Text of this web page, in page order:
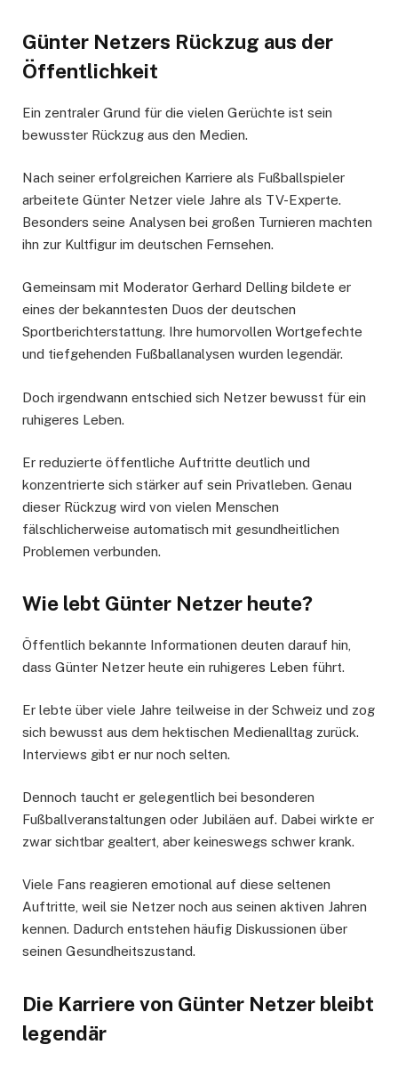
Günter Netzers Rückzug aus der
Öffentlichkeit
Ein zentraler Grund für die vielen Gerüchte ist sein
bewusster Rückzug aus den Medien.
Nach seiner erfolgreichen Karriere als Fußballspieler
arbeitete Günter Netzer viele Jahre als TV-Experte.
Besonders seine Analysen bei großen Turnieren machten
ihn zur Kultfigur im deutschen Fernsehen.
Gemeinsam mit Moderator Gerhard Delling bildete er
eines der bekanntesten Duos der deutschen
Sportberichterstattung. Ihre humorvollen Wortgefechte
und tiefgehenden Fußballanalysen wurden legendär.
Doch irgendwann entschied sich Netzer bewusst für ein
ruhigeres Leben.
Er reduzierte öffentliche Auftritte deutlich und
konzentrierte sich stärker auf sein Privatleben. Genau
dieser Rückzug wird von vielen Menschen
fälschlicherweise automatisch mit gesundheitlichen
Problemen verbunden.
Wie lebt Günter Netzer heute?
Öffentlich bekannte Informationen deuten darauf hin,
dass Günter Netzer heute ein ruhigeres Leben führt.
Er lebte über viele Jahre teilweise in der Schweiz und zog
sich bewusst aus dem hektischen Medienalltag zurück.
Interviews gibt er nur noch selten.
Dennoch taucht er gelegentlich bei besonderen
Fußballveranstaltungen oder Jubiläen auf. Dabei wirkte er
zwar sichtbar gealtert, aber keineswegs schwer krank.
Viele Fans reagieren emotional auf diese seltenen
Auftritte, weil sie Netzer noch aus seinen aktiven Jahren
kennen. Dadurch entstehen häufig Diskussionen über
seinen Gesundheitszustand.
Die Karriere von Günter Netzer bleibt
legendär